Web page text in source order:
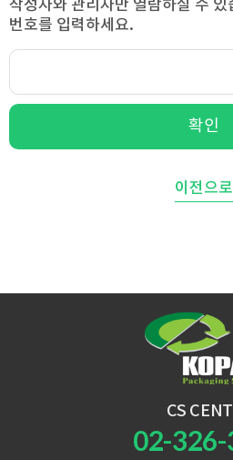
작성자와 관리자만 열람하실 수
번호를 입력하세요.
확인
이전으로
CS
02-